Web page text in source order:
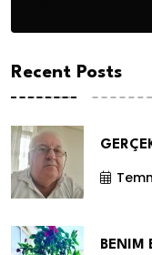
Recent Posts
BENIM